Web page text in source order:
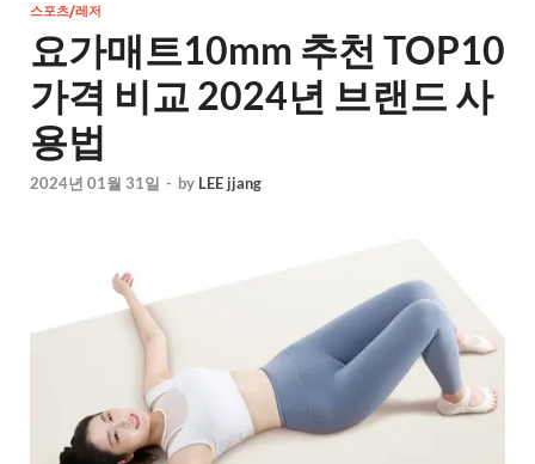
스포츠/레저
요가매트10mm 추천 TOP10
가격 비교 2024년 브랜드 사
용법
2024년 01월 31일 - by LEE jjang